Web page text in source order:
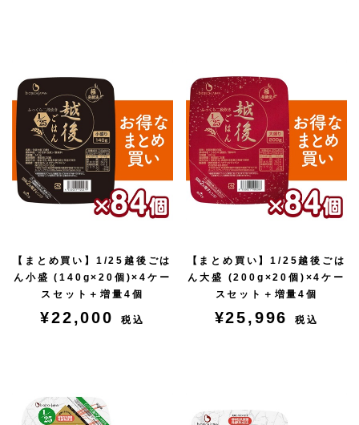
【まとめ買い】1/25越後ごは
ん小盛 (140g×20個)×4ケー
スセット＋増量4個
¥22,000 税込
【まとめ買い】1/25越後ごは
ん大盛 (200g×20個)×4ケー
スセット＋増量4個
¥25,996税込